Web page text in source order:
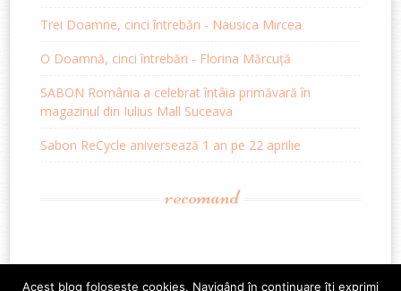
Trei Doamne, cinci întrebări - Nausica Mircea
O Doamnă, cinci întrebări - Florina Mărcuță
SABON România a celebrat întâia primăvară în
magazinul din Iulius Mall Suceava
Sabon ReCycle aniversează 1 an pe 22 aprilie
recomand
Acest blog foloseste cookies. Navigând în continuare îți exprimi